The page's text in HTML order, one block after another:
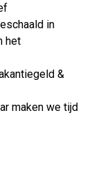
in
het
&
maken we tijd